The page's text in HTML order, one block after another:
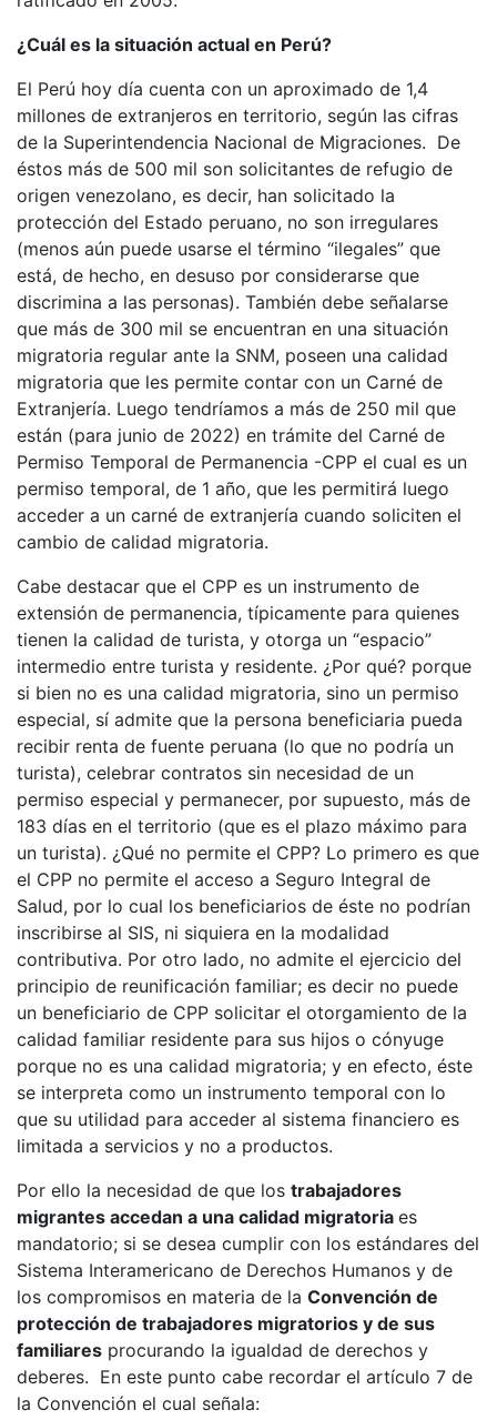
¿Cuál es la situación actual en Perú?
El Perú hoy día cuenta con un aproximado de 1,4
millones de extranjeros en territorio, según las cifras
de la Superintendencia Nacional de Migraciones. De
éstos más de 500 mil son solicitantes de refugio de
origen venezolano, es decir, han solicitado la
protección del Estado peruano, no son irregulares
(menos aún puede usarse el término “ilegales” que
está, de hecho, en desuso por considerarse que
discrimina a las personas). También debe señalarse
que más de 300 mil se encuentran en una situación
migratoria regular ante la SNM, poseen una calidad
migratoria que les permite contar con un Carné de
Extranjería. Luego tendríamos a más de 250 mil que
están (para junio de 2022) en trámite del Carné de
Permiso Temporal de Permanencia -CPP el cual es un
permiso temporal, de 1 año, que les permitirá luego
acceder a un carné de extranjería cuando soliciten el
cambio de calidad migratoria.
Cabe destacar que el CPP es un instrumento de
extensión de permanencia, típicamente para quienes
tienen la calidad de turista, y otorga un “espacio”
intermedio entre turista y residente. ¿Por qué? porque
si bien no es una calidad migratoria, sino un permiso
especial, sí admite que la persona beneficiaria pueda
recibir renta de fuente peruana (lo que no podría un
turista), celebrar contratos sin necesidad de un
permiso especial y permanecer, por supuesto, más de
183 días en el territorio (que es el plazo máximo para
un turista). ¿Qué no permite el CPP? Lo primero es que
el CPP no permite el acceso a Seguro Integral de
Salud, por lo cual los beneficiarios de éste no podrían
inscribirse al SIS, ni siquiera en la modalidad
contributiva. Por otro lado, no admite el ejercicio del
principio de reunificación familiar; es decir no puede
un beneficiario de CPP solicitar el otorgamiento de la
calidad familiar residente para sus hijos o cónyuge
porque no es una calidad migratoria; y en efecto, éste
se interpreta como un instrumento temporal con lo
que su utilidad para acceder al sistema financiero es
limitada a servicios y no a productos.
Por ello la necesidad de que los trabajadores
migrantes accedan a una calidad migratoria es
mandatorio; si se desea cumplir con los estándares del
Sistema Interamericano de Derechos Humanos y de
los compromisos en materia de la Convención de
protección de trabajadores migratorios y de sus
familiares procurando la igualdad de derechos y
deberes. En este punto cabe recordar el artículo 7 de
la Convención el cual señala: